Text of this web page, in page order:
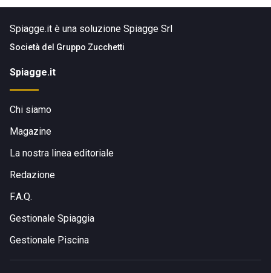
Spiagge.it è una soluzione Spiagge Srl
Società del Gruppo Zucchetti
Spiagge.it
Chi siamo
Magazine
La nostra linea editoriale
Redazione
F.A.Q.
Gestionale Spiaggia
Gestionale Piscina